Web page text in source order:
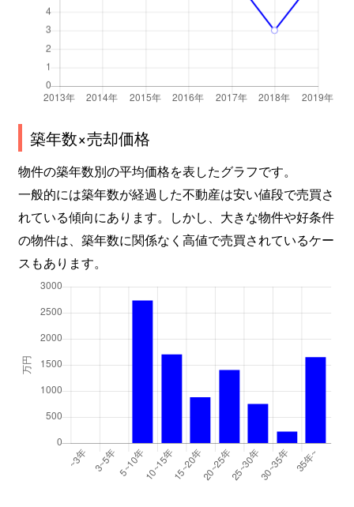
築年数×売却価格
物件の築年数別の平均価格を表したグラフです。
一般的には築年数が経過した不動産は安い値段で売買さ
れている傾向にあります。しかし、大きな物件や好条件
の物件は、築年数に関係なく高値で売買されているケー
スもあります。